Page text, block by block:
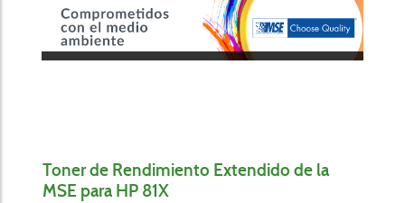
Toner de Rendimiento Extendido de la
MSE para HP 81X